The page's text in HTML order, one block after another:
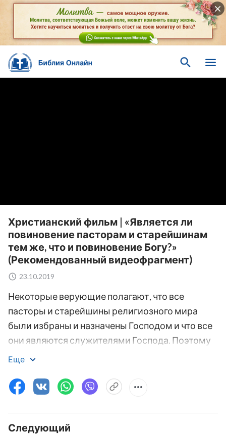
Христианский фильм | «Является ли
повиновение пасторам и старейшинам
тем же, что и повиновение Богу?»
(Рекомендованный видеофрагмент)
23.10.2019
Некоторые верующие полагают, что все
пасторы и старейшины религиозного мира
были избраны и назначены Господом и что все
они являются служителями Господа. Поэтому
они полагают, что только повинуясь пасторам и
перечить пасторам и старейшинам и осуждать
их — это перечить Господу. Они думают даже,
что в церквах только пасторы и старейшины
понимают Библию и могут объяснять Библию,
Еще
Следующий